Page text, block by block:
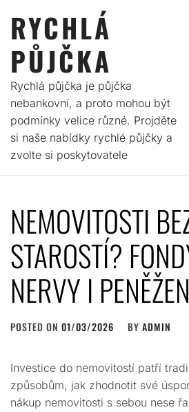
content
RYCHLÁ
PŮJČKA
Rychlá půjčka je půjčka
nebankovní, a proto mohou být
podmínky velice různé. Projděte
si naše nabídky rychlé půjčky a
zvolte si poskytovatele
NEMOVITOSTI
STAROSTÍ?
NERVY I
POSTED ON 01/03/2026 BY ADMIN
Investice do nemovitostí patří
způsobům, jak zhodnotit své
nákup nemovitosti s sebou nese